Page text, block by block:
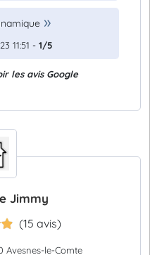
11:51 - 1/5
les avis Google
Jimmy
(15 avis)
Avesnes-le-Comte